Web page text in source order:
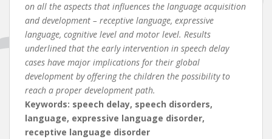
on all the aspects that influences the language acquisition
and development – receptive language, expressive
language, cognitive level and motor level. Results
underlined that the early intervention in speech delay
cases have major implications for their global
development by offering the children the possibility to
reach a proper development path.
Keywords: speech delay, speech disorders,
language, expressive language disorder,
receptive language disorder